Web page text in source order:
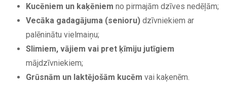
Kucēniem un kaķēniem no pirmajām dzīves nedēļām;
Vecāka gadagājuma (senioru) dzīvniekiem ar
palēninātu vielmaiņu;
Slimiem, vājiem vai pret ķīmiju jutīgiem
mājdzīvniekiem;
Grūsnām un laktējošām kucēm vai kaķenēm.